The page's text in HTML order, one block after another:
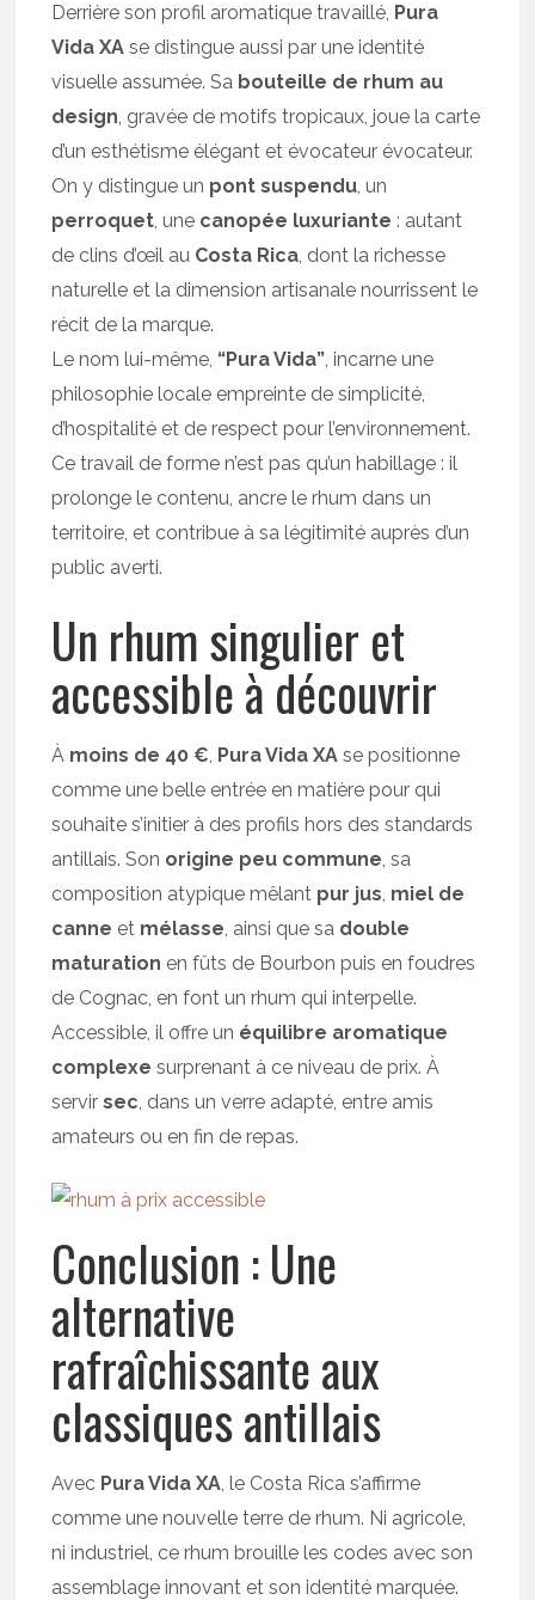
Derrière son profil aromatique travaillé, Pura
Vida XA se distingue aussi par une identité
visuelle assumée. Sa bouteille de rhum au
design, gravée de motifs tropicaux, joue la carte
d’un esthétisme élégant et évocateur évocateur.
On y distingue un pont suspendu, un
perroquet, une canopée luxuriante : autant
de clins d’œil au Costa Rica, dont la richesse
naturelle et la dimension artisanale nourrissent le
récit de la marque.
Le nom lui-même, “Pura Vida”, incarne une
philosophie locale empreinte de simplicité,
d’hospitalité et de respect pour l’environnement.
Ce travail de forme n’est pas qu’un habillage : il
prolonge le contenu, ancre le rhum dans un
territoire, et contribue à sa légitimité auprès d’un
public averti.
Un rhum singulier et
accessible à découvrir
À moins de 40 €, Pura Vida XA se positionne
comme une belle entrée en matière pour qui
souhaite s’initier à des profils hors des standards
antillais. Son origine peu commune, sa
composition atypique mêlant pur jus, miel de
canne et mélasse, ainsi que sa double
maturation en fûts de Bourbon puis en foudres
de Cognac, en font un rhum qui interpelle.
Accessible, il offre un équilibre aromatique
complexe surprenant à ce niveau de prix. À
servirsec, dans un verre adapté, entre amis
amateurs ou en fin de repas.
Conclusion : Une
alternative
rafraîchissante aux
classiques antillais
Avec Pura Vida XA, le Costa Rica s’affirme
comme une nouvelle terre de rhum. Ni agricole,
ni industriel, ce rhum brouille les codes avec son
assemblage innovant et son identité marquée.